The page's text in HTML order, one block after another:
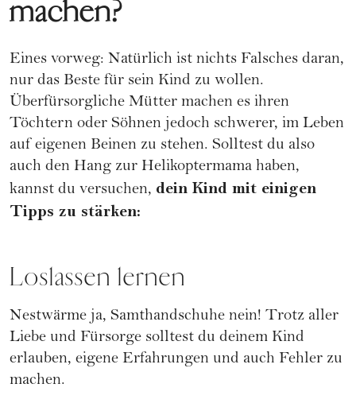
machen?
Eines vorweg: Natürlich ist nichts Falsches daran,
nur das Beste für sein Kind zu wollen.
Überfürsorgliche Mütter machen es ihren
Töchtern oder Söhnen jedoch schwerer, im Leben
auf eigenen Beinen zu stehen. Solltest du also
auch den Hang zur Helikoptermama haben,
kannst du versuchen, dein Kind mit einigen
Tipps zu stärken:
Loslassen lernen
Nestwärme ja, Samthandschuhe nein! Trotz aller
Liebe und Fürsorge solltest du deinem Kind
erlauben, eigene Erfahrungen und auch Fehler zu
machen.